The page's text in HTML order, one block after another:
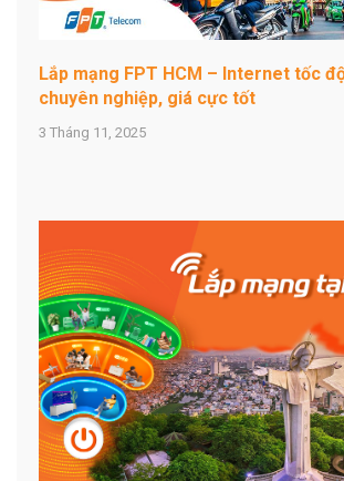
Lắp mạng FPT HCM – Internet tốc
chuyên nghiệp, giá cực tốt
3 Tháng 11, 2025